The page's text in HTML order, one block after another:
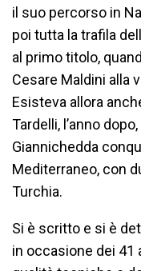
il suo percorso in
poi tutta la trafila
al primo titolo,
Cesare Maldini alla
Esisteva allora
Tardelli, l’anno
Giannichedda
Mediterraneo, con
Turchia.
Si è scritto e si è
in occasione dei 41